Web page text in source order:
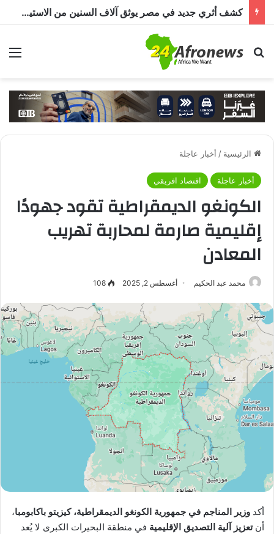
كشف أثري جديد في مصر يوثق آلاف السنين من الاستيطان البشري.. اكتشاف جبانة من عصر ما قبل الأسرات حتى العصرين اليوناني والروماني
بحث عن
الرئيسية / أخبار عاجلة
أخبار عاجلة اقتصاد افريقي
الكونغو الديمقراطية تقود جهودًا
إقليمية صارمة لمحاربة تهريب
المعادن
محمد عبد الحكيم أغسطس 2, 2025 108
أكد وزير المناجم في جمهورية الكونغو الديمقراطية، كيزيتو باكابومبا،
أنتعزيز آلية التصديق الإقليمية في منطقة البحيرات الكبرى لا يُعد